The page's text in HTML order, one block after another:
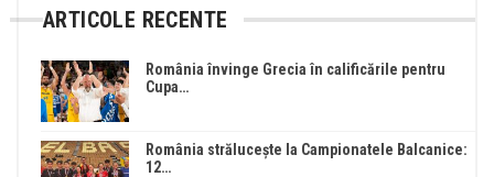
ARTICOLE RECENTE
România învinge Grecia în calificările pentru
Cupa…
România strălucește la Campionatele Balcanice:
12…